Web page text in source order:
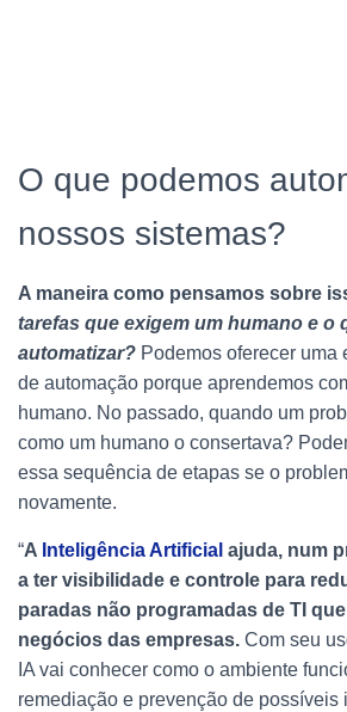
O que podemos
nossos sistemas?
A maneira como pensamos sobre
tarefas que exigem um humano e o
automatizar? Podemos oferecer uma
de automação porque aprendemos
humano. No passado, quando um
como um humano o consertava?
essa sequência de etapas se o
novamente.
“A Inteligência Artificial ajuda, num
a ter visibilidade e controle para
paradas não programadas de TI
negócios das empresas. Com seu
IA vai conhecer como o ambiente
remediação e prevenção de possíveis